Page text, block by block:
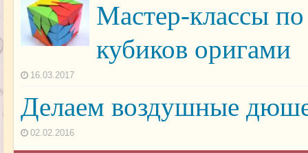
Мастер-классы
кубиков оригами
16.03.2017
Делаем воздушные
02.02.2016